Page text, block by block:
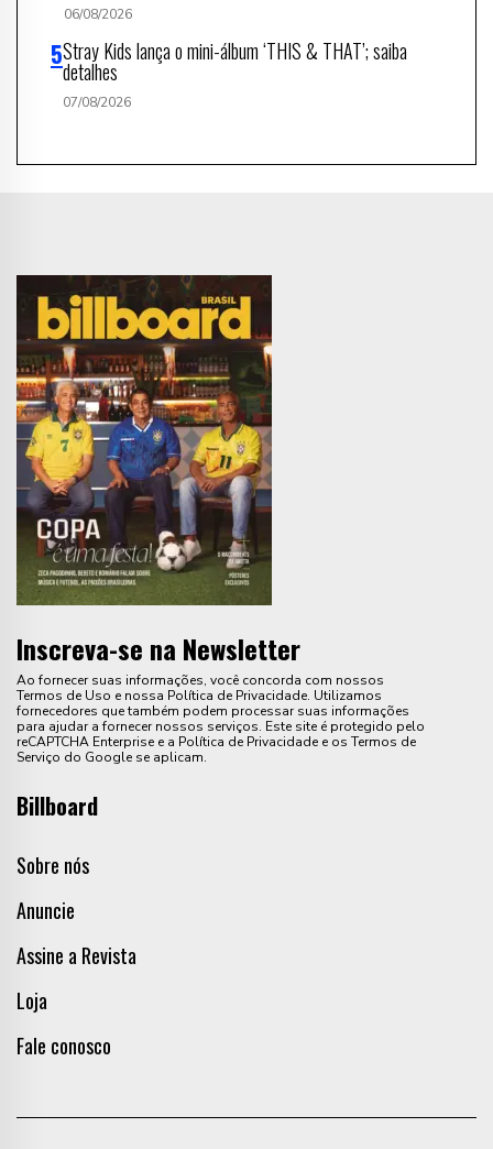
06/08/2026
Stray Kids lança o mini-álbum ‘THIS & THAT’; saiba
detalhes
07/08/2026
Inscreva-se na Newsletter
Ao fornecer suas informações, você concorda com nossos
Termos de Uso e nossa Política de Privacidade. Utilizamos
fornecedores que também podem processar suas informações
para ajudar a fornecer nossos serviços. Este site é protegido pelo
reCAPTCHA Enterprise e a Política de Privacidade e os Termos de
Serviço do Google se aplicam.
Billboard
Sobre nós
Anuncie
Assine a Revista
Loja
Fale conosco